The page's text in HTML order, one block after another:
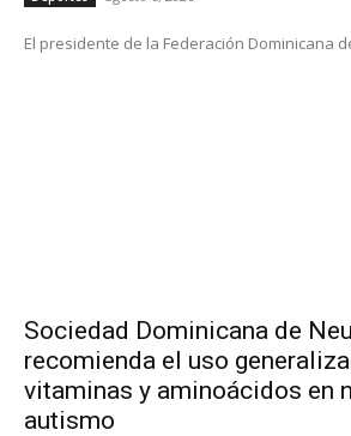
El presidente de la Federación Dominicana
Sociedad Dominicana de
recomienda el uso
vitaminas y aminoácidos en
autismo